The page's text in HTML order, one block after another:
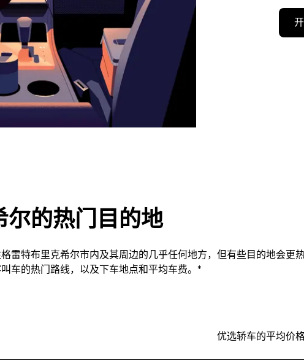
尔的热门目的地
雷特布里克希尔市内及其周边的几乎任何地方，但有些目的地会更
车的热门路线，以及下车地点和平均车费。*
优选轿车的平均价